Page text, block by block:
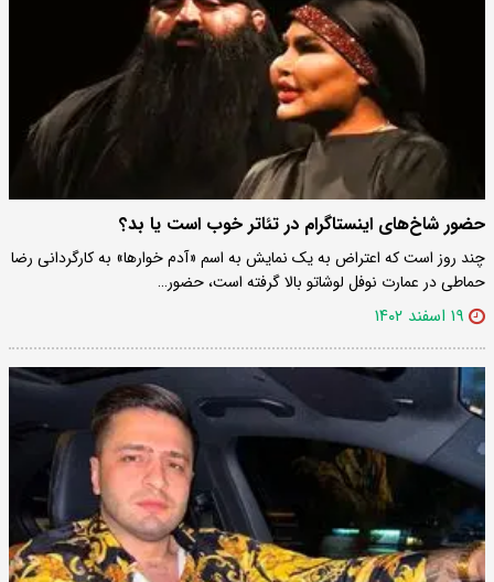
حضور شاخ‌های اینستاگرام در تئاتر خوب است یا بد؟
چند روز است که اعتراض به یک نمایش به اسم «آدم خوارها» به کارگردانی رضا
حماطی در عمارت نوفل لوشاتو بالا گرفته است، حضور…
۱۹ اسفند ۱۴۰۲